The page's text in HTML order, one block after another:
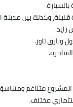
وكذلك بين مدينة
وبارق تاور.
متناغم
مختلف.